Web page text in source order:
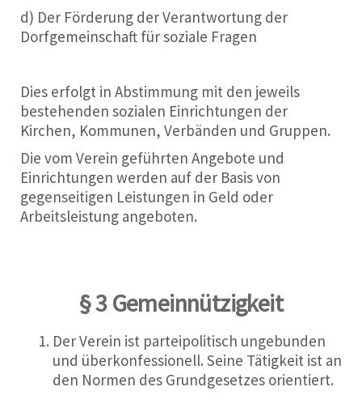
d) Der Förderung der Verantwortung der
Dorfgemeinschaft für soziale Fragen
Dies erfolgt in Abstimmung mit den jeweils
bestehenden sozialen Einrichtungen der
Kirchen, Kommunen, Verbänden und Gruppen.
Die vom Verein geführten Angebote und
Einrichtungen werden auf der Basis von
gegenseitigen Leistungen in Geld oder
Arbeitsleistung angeboten.
§ 3 Gemeinnützigkeit
Der Verein ist parteipolitisch ungebunden
und überkonfessionell. Seine Tätigkeit ist an
den Normen des Grundgesetzes orientiert.